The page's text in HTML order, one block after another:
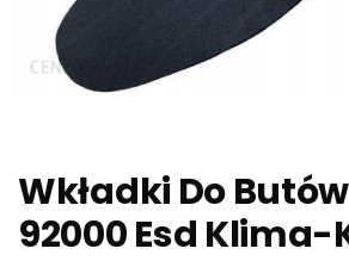
Wkładki Do
92000 Esd